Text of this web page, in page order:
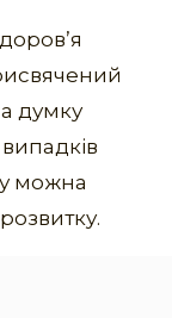
думку
можна